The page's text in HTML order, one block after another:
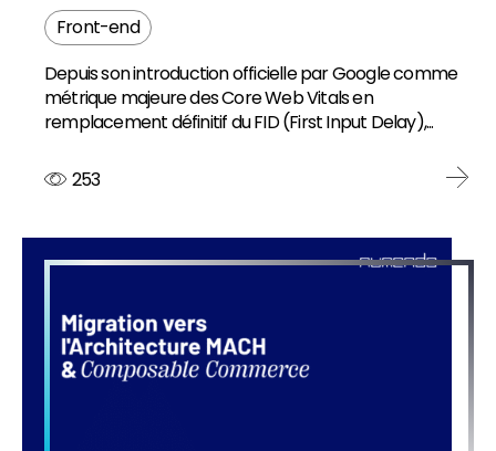
Front-end
Depuis son introduction officielle par Google comme
métrique majeure des Core Web Vitals en
remplacement définitif du FID (First Input Delay),...
253